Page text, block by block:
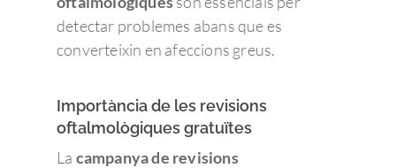
detectar problemes abans que es
converteixin en afeccions greus.
Importància de les revisions
oftalmològiques gratuïtes
La campanya de revisions